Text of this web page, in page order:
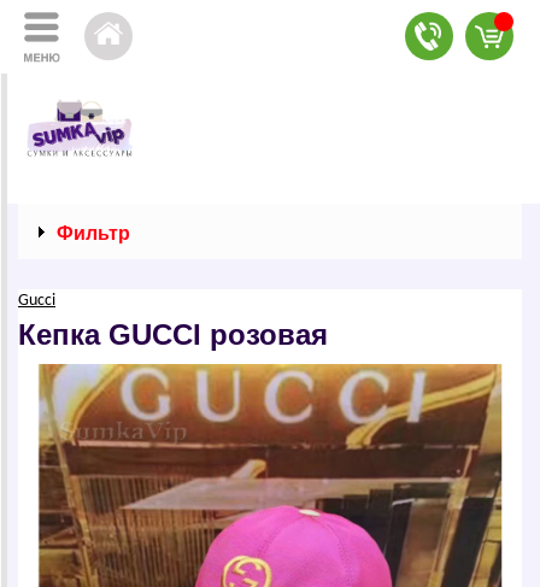
Фильтр
Guссi
Кепка GUССI розовая